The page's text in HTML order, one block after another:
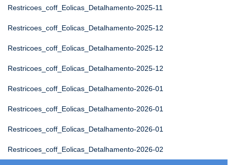
Restricoes_coff_Eolicas_Detalhamento-2025-11
Restricoes_coff_Eolicas_Detalhamento-2025-12
Restricoes_coff_Eolicas_Detalhamento-2025-12
Restricoes_coff_Eolicas_Detalhamento-2025-12
Restricoes_coff_Eolicas_Detalhamento-2026-01
Restricoes_coff_Eolicas_Detalhamento-2026-01
Restricoes_coff_Eolicas_Detalhamento-2026-01
Restricoes_coff_Eolicas_Detalhamento-2026-02